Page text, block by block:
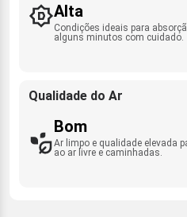
Alta
Condições ideais para
alguns minutos com cuidado.
Qualidade do Ar
Bom
Ar limpo e qualidade elevada
ao ar livre e caminhadas.